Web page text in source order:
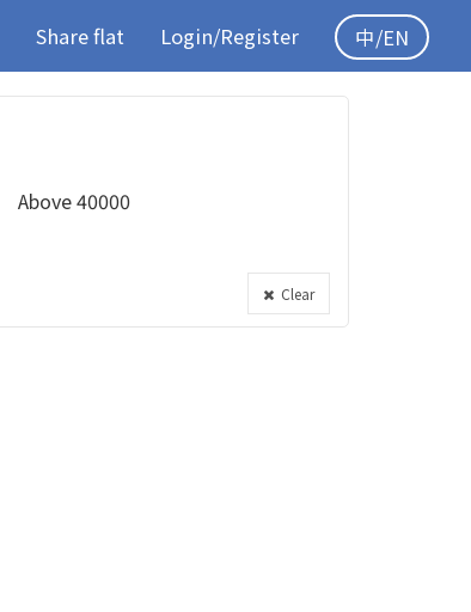
Share flat Login/Register 中/EN
Above 40000
Clear